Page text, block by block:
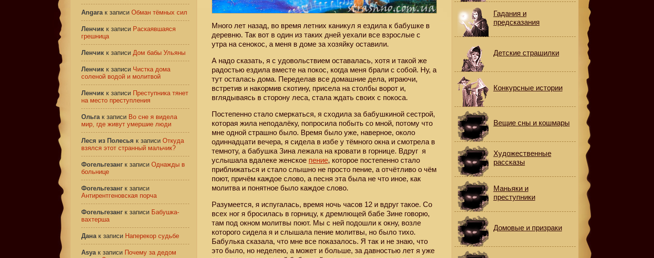
Много лет назад, во время летних каникул я ездила к бабушке в
деревню. Так вот в один из таких дней уехали все взрослые с
утра на сенокос, а меня в доме за хозяйку оставили.
А надо сказать, я с удовольствием оставалась, хотя и такой же
радостью ездила вместе на покос, когда меня брали с собой. Ну, а
тут осталась дома. Переделав все домашние дела, играючи,
встретив и накормив скотину, присела на столбы ворот и,
вглядываясь в сторону леса, стала ждать своих с покоса.
Постепенно стало смеркаться, я сходила за бабушкиной сестрой,
которая жила неподалёку, попросила побыть со мной, потому что
мне одной страшно было. Время было уже, наверное, около
одиннадцати вечера, я сидела в избе у тёмного окна и смотрела в
темноту, а бабушка Зина лежала на кровати в горнице. Вдруг я
услышала вдалеке женское пение, которое постепенно стало
приближаться и стало слышно не просто пение, а отчётливо о чём
поют, причём каждое слово, а песня эта была не что иное, как
молитва и понятное было каждое слово.
Разумеется, я испугалась, время ночь часов 12 и вдруг такое. Со
всех ног я бросилась в горницу, к дремлющей бабе Зине говорю,
там под окном молитвы поют. Мы с ней подошли к окну, возле
которого сидела я и слышала пение молитвы, но было тихо.
Бабулька сказала, что мне все показалось. Я так и не знаю, что
это было, но неделею, а может и больше, за давностью лет я уже
Angaraк записи Обман тёмных сил
Ленчик к записи Раскаявшаяся
грешница
Ленчик к записи Дом бабы Ульяны
Ленчик к записи Чистка дома
соленой водой и молитвой
Ленчик к записи Преступника тянет
на место преступления
Ольгак записи Во сне я видела
мир, где живут умершие люди
Леся из Полесья к записи Откуда
взялся этот странный мальчик?
Фогельгезанг к записи Однажды в
больнице
Фогельгезанг к записи
Антирентгеновская порча
Фогельгезанг к записи Бабушка-
вахтерша
Данак записи Наперекор судьбе
Asyaк записи Почему за дедом
Гадания и
предсказания
Детские страшилки
Конкурсные истории
Вещие сны и кошмары
Художественные
рассказы
Маньяки и
преступники
Домовые и призраки